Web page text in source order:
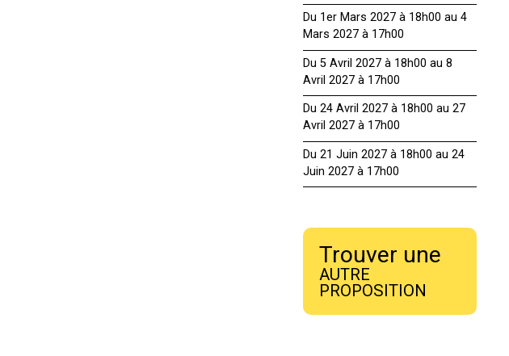
Du 1er Mars 2027 à 18h00 au 4
Mars 2027 à 17h00
Du 5 Avril 2027 à 18h00 au 8
Avril 2027 à 17h00
Du 24 Avril 2027 à 18h00 au 27
Avril 2027 à 17h00
Du 21 Juin 2027 à 18h00 au 24
Juin 2027 à 17h00
Trouver une
AUTRE
PROPOSITION